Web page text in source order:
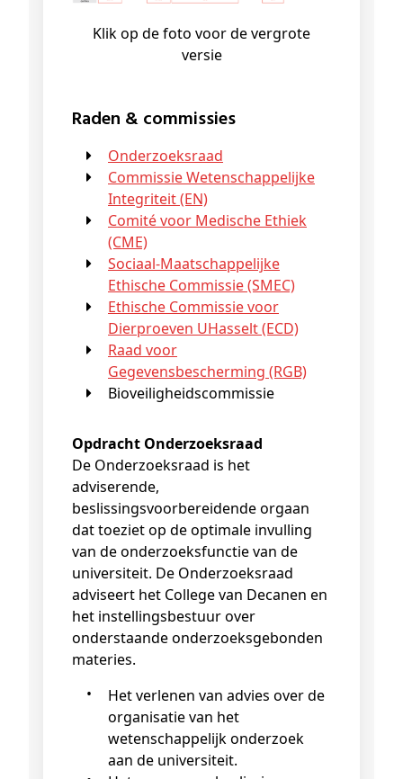
Klik op de foto voor de vergrote
versie
Raden & commissies
Onderzoeksraad
Commissie Wetenschappelijke
Integriteit (EN)
Comité voor Medische Ethiek
(CME)
Sociaal-Maatschappelijke
Ethische Commissie (SMEC)
Ethische Commissie voor
Dierproeven UHasselt (ECD)
Raad voor
Gegevensbescherming (RGB)
Bioveiligheidscommissie
Opdracht Onderzoeksraad
De Onderzoeksraad is het
adviserende,
beslissingsvoorbereidende orgaan
dat toeziet op de optimale invulling
van de onderzoeksfunctie van de
universiteit. De Onderzoeksraad
adviseert het College van Decanen en
het instellingsbestuur over
onderstaande onderzoeksgebonden
materies.
Het verlenen van advies over de
organisatie van het
wetenschappelijk onderzoek
aan de universiteit.